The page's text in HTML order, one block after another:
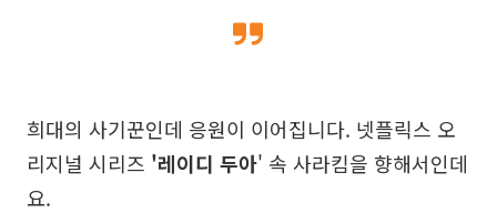
희대의 사기꾼인데 응원이 이어집니다. 넷플릭스 오
리지널 시리즈 '레이디 두아' 속 사라킴을 향해서인데
요.